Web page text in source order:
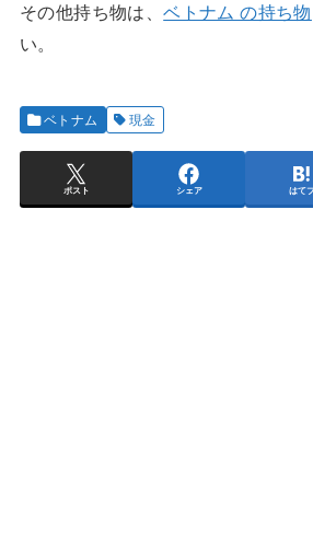
その他持ち物は、ベトナム の持ち物
い。
ベトナム 現金
ポスト シェア はて